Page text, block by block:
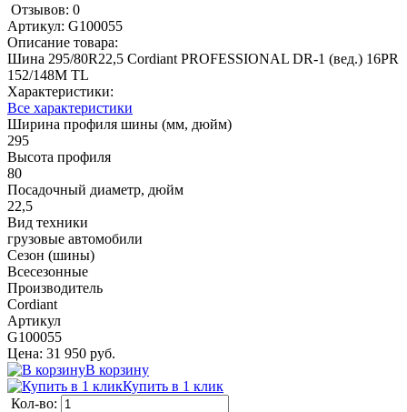
Отзывов: 0
Артикул: G100055
Описание товара:
Шина 295/80R22,5 Cordiant PROFESSIONAL DR-1 (вед.) 16PR
152/148M TL
Характеристики:
Все характеристики
Ширина профиля шины (мм, дюйм)
295
Высота профиля
80
Посадочный диаметр, дюйм
22,5
Вид техники
грузовые автомобили
Сезон (шины)
Всесезонные
Производитель
Cordiant
Артикул
G100055
Цена: 31 950 руб.
В корзину
Купить в 1 клик
Кол-во: